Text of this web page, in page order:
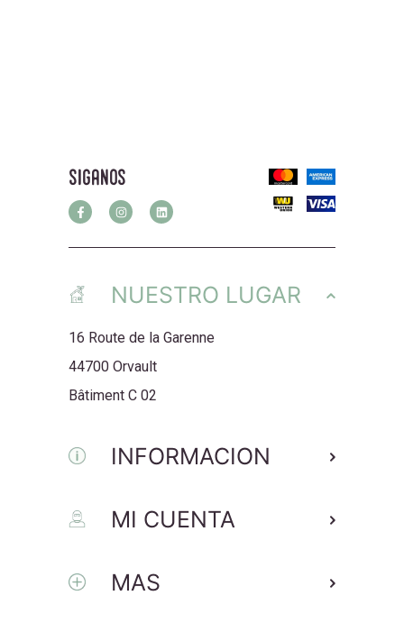
siganos
NUESTRO LUGAR
16 Route de la Garenne
44700 Orvault
Bâtiment C 02
INFORMACION
MI CUENTA
MAS